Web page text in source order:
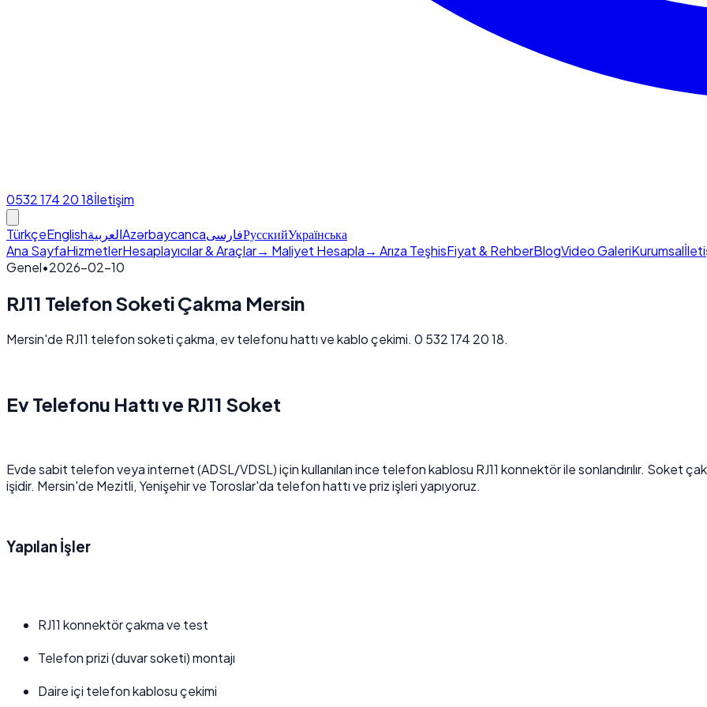
0532 174 20 18İletişim
TürkçeEnglishالعربيةAzərbaycancaفارسیРусскийУкраїнська
Ana SayfaHizmetlerHesaplayıcılar & Araçlar→ Maliyet Hesapla→ Arıza TeşhisFiyat & RehberBlogVideo GaleriKurumsal
Genel•2026-02-10
RJ11 Telefon Soketi Çakma Mersin
Mersin'de RJ11 telefon soketi çakma, ev telefonu hattı ve kablo çekimi. 0 532 174 20 18.
Ev Telefonu Hattı ve RJ11 Soket
Evde sabit telefon veya internet (ADSL/VDSL) için kullanılan ince telefon kablosu RJ11 konnektör ile sonlandırılır. Soket
işidir. Mersin'de Mezitli, Yenişehir ve Toroslar'da telefon hattı ve priz işleri yapıyoruz.
Yapılan İşler
RJ11 konnektör çakma ve test
Telefon prizi (duvar soketi) montajı
Daire içi telefon kablosu çekimi